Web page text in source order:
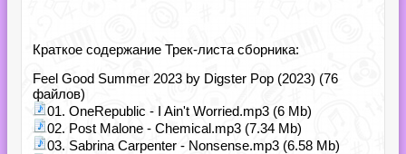
Краткое содержание Трек-листа сборника:
Feel Good Summer 2023 by Digster Pop (2023) (76
файлов)
01. OneRepublic - I Ain't Worried.mp3 (6 Mb)
02. Post Malone - Chemical.mp3 (7.34 Mb)
03. Sabrina Carpenter - Nonsense.mp3 (6.58 Mb)